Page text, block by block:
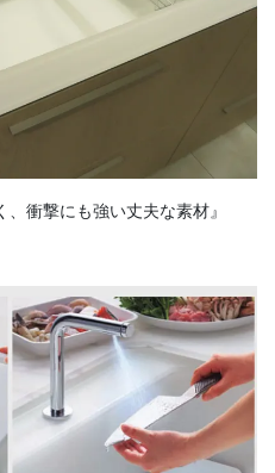
、衝撃にも強い丈夫な素材』